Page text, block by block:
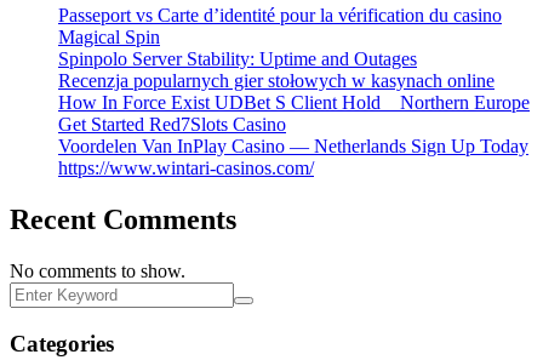
Passeport vs Carte d’identité pour la vérification du casino
Magical Spin
Spinpolo Server Stability: Uptime and Outages
Recenzja popularnych gier stołowych w kasynach online
How In Force Exist UDBet S Client Hold _ Northern Europe
Get Started Red7Slots Casino
Voordelen Van InPlay Casino — Netherlands Sign Up Today
https://www.wintari-casinos.com/
Recent Comments
No comments to show.
Categories